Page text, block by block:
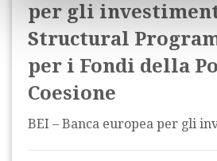
per gli
Structural
per i Fondi della
Coesione
BEI – Banca europea per gli